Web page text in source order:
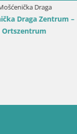
Dubovac –